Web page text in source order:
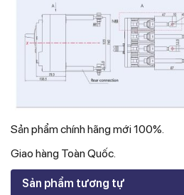
Sản phẩm chính hãng mới 100%.
Giao hàng Toàn Quốc.
Sản phẩm tương tự